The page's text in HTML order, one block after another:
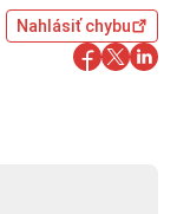
Nahlásiť chybu